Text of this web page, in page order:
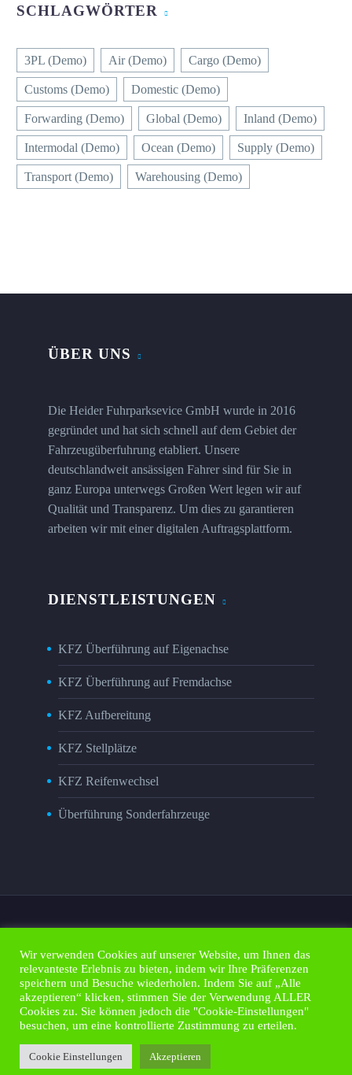
SCHLAGWÖRTER
3PL (Demo) Air (Demo) Cargo (Demo)
Customs (Demo) Domestic (Demo)
Forwarding (Demo) Global (Demo) Inland (Demo)
Intermodal (Demo) Ocean (Demo) Supply (Demo)
Transport (Demo) Warehousing (Demo)
ÜBER UNS
Die Heider Fuhrparksevice GmbH wurde in 2016
gegründet und hat sich schnell auf dem Gebiet der
Fahrzeugüberfuhrung etabliert. Unsere
deutschlandweit ansässigen Fahrer sind für Sie in
ganz Europa unterwegs Großen Wert legen wir auf
Qualität und Transparenz. Um dies zu garantieren
arbeiten wir mit einer digitalen Auftragsplattform.
DIENSTLEISTUNGEN
KFZ Überführung auf Eigenachse
KFZ Überführung auf Fremdachse
KFZ Aufbereitung
KFZ Stellplätze
KFZ Reifenwechsel
Überführung Sonderfahrzeuge
Impressum Kontakt
Datenschutz
Kunden Portal
Design by esa-it
2021 © Copyrights HFS GmbH
Wir verwenden Cookies auf unserer Website, um Ihnen das
relevanteste Erlebnis zu bieten, indem wir Ihre Präferenzen
speichern und Besuche wiederholen. Indem Sie auf „Alle
akzeptieren“ klicken, stimmen Sie der Verwendung ALLER
Cookies zu. Sie können jedoch die "Cookie-Einstellungen"
besuchen, um eine kontrollierte Zustimmung zu erteilen.
Cookie Einstellungen Akzeptieren